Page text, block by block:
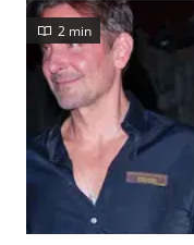
2 min